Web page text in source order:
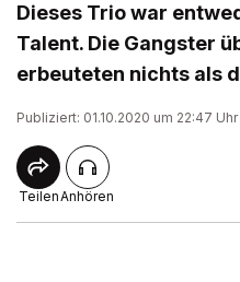
Dieses Trio war
Talent. Die Gangster
erbeuteten nichts als
Publiziert: 01.10.2020 um 22:47 Uhr
TeilenAnhören